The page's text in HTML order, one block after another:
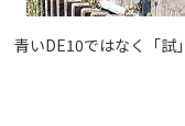
青いDE10ではなく「試